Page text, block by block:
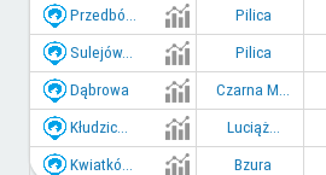
Przedbó... Pilica
Sulejów... Pilica
Dąbrowa Czarna M...
Kłudzic... Luciąż...
Kwiatkó... Bzura